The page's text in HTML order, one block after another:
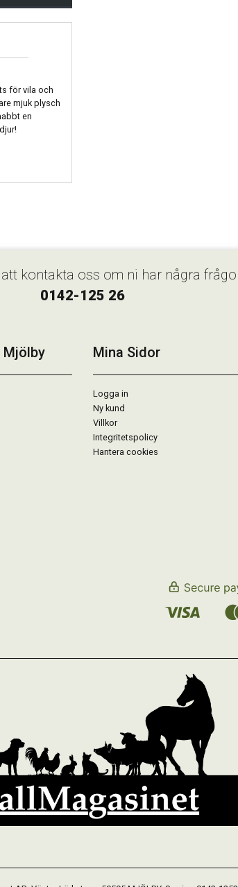
för vila och
mjuk plysch
en
kontakta oss om ni har några
0142-125 26
Mjölby Mina Sidor
Logga in
Ny kund
Villkor
Integritetspolicy
Hantera cookies